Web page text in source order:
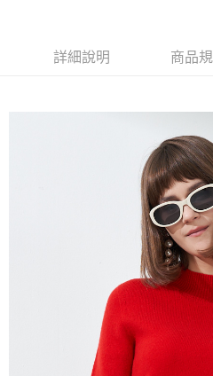
2.付款方式選擇「大哥付你分期」，訂
流程，驗證手機門號後，選擇欲分期的
4.訂單成立30分鐘內，如未前往確認交
1.分期款項不併入電信帳單，「大哥付
2.透過簡訊連結打開帳單後，可選擇「
帳／街口支付／iPASS MONEY」等通路
1.本服務係由「台灣大哥大股份有限公
用戶於交易時，得透過本服務購買商品
買賣價金債權讓與本公司後，依約使用
2.基於同意付款使用「大哥付你分期」
資料（包含姓名、電話或地址）提供予
由本公司與您本人進行分期帳單所需資
3.完整用戶服務條款，請詳閱以下連結：
相關說明
２．便利：只要手機號碼，簡訊認證，即
３．安心：先確認商品／服務後，再付
【「AFTEE先享後付」結帳流程】
１．於結帳方式選擇「AFTEE先享後付
結帳頁面，進行簡訊認證並確認金額後
２．訂單成立數日內，您將收到繳費通知
３．收到繳費通知簡訊後14天內，點擊
ATM／網路銀行／等多元方式進行付款
※ 請注意：結帳手續完成當下不需立刻
購買商品的店家。未經商家同意取消之
後付繳納相關費用。
※ 交易是否成功請以「AFTEE先享後付
是否繳費成功／繳費後需取消欲退款等
客戶支援中心」https://
每筆NT$120，滿NT$2,000(含以上)
每筆NT$120，滿NT$2,000(含以上
每筆NT$120，滿NT$2,000(含以上
詳細說明 商品